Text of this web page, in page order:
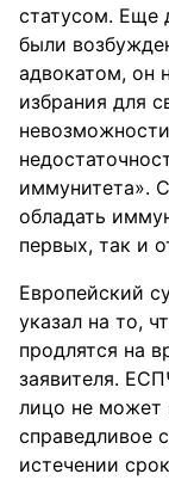
статусом. Еще
были
адвокатом, он
избрания для
иммунитета».
обладать
первых, так и
Европейский
указал на то,
продлятся на
заявителя.
лицо не может
справедливое
истечении